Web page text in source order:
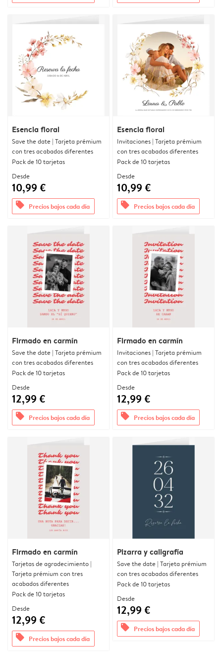
Esencia floral
Save the date | Tarjeta prémium
con tres acabados diferentes
Pack de 10 tarjetas
Desde
10,99 €
offers Precios bajos cada día
Esencia floral
Invitaciones | Tarjeta prémium
con tres acabados diferentes
Pack de 10 tarjetas
Desde
10,99 €
offers Precios bajos cada día
Firmado en carmín
Save the date | Tarjeta prémium
con tres acabados diferentes
Pack de 10 tarjetas
Desde
12,99 €
offers Precios bajos cada día
Firmado en carmín
Invitaciones | Tarjeta prémium
con tres acabados diferentes
Pack de 10 tarjetas
Desde
12,99 €
offers Precios bajos cada día
Firmado en carmín
Tarjetas de agradecimiento |
Tarjeta prémium con tres
acabados diferentes
Pack de 10 tarjetas
Desde
12,99 €
offers Precios bajos cada día
Pizarra y caligrafía
Save the date | Tarjeta prémium
con tres acabados diferentes
Pack de 10 tarjetas
Desde
12,99 €
offers Precios bajos cada día